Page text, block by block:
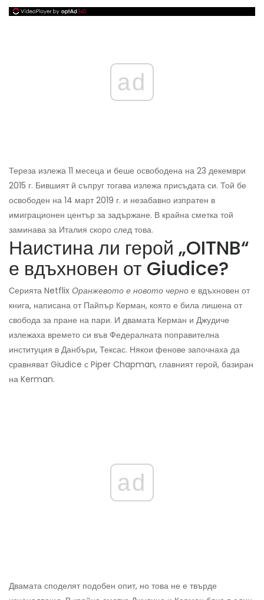
ad
Тереза ​​излежа 11 месеца и беше освободена на 23 декември
2015 г. Бившият й съпруг тогава излежа присъдата си. Той бе
освободен на 14 март 2019 г. и незабавно изпратен в
имиграционен център за задържане. В крайна сметка той
заминава за Италия скоро след това.
Наистина ли герой „OITNB“
е вдъхновен от Giudice?
Серията Netflix Оранжевото е новото черно е вдъхновен от
книга, написана от Пайпър Керман, която е била лишена от
свобода за пране на пари. И двамата Керман и Джудиче
излежаха времето си във Федералната поправителна
институция в Данбъри, Тексас. Някои фенове започнаха да
сравняват Giudice с Piper Chapman, главният герой, базиран
на Kerman.
ad
Двамата споделят подобен опит, но това не е твърде